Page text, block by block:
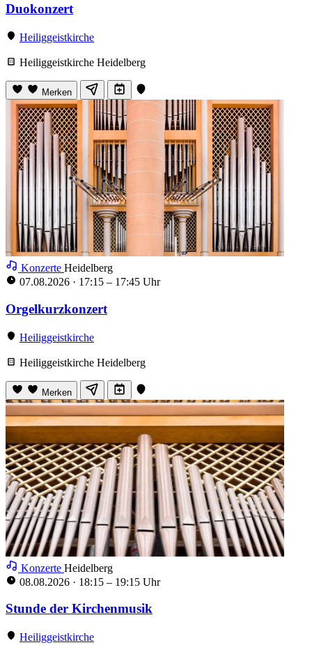
Duokonzert
Heiliggeistkirche
Heiliggeistkirche Heidelberg
Merken
Konzerte Heidelberg
07.08.2026 · 17:15 – 17:45 Uhr
Orgelkurzkonzert
Heiliggeistkirche
Heiliggeistkirche Heidelberg
Merken
Konzerte Heidelberg
08.08.2026 · 18:15 – 19:15 Uhr
Stunde der Kirchenmusik
Heiliggeistkirche